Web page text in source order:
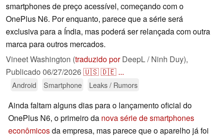
smartphones de preço acessível, começando com o
OnePlus N6. Por enquanto, parece que a série será
exclusiva para a Índia, mas poderá ser relançada com outra
marca para outros mercados.
Vineet Washington (traduzido porDeepL / Ninh Duy),
Publicado 06/27/2026🇺🇸🇩🇪 ...
Android Smartphone Leaks / Rumors
Ainda faltam alguns dias para o lançamento oficial do
OnePlus N6, o primeiro da nova série de smartphones
econômicosda empresa, mas parece que o aparelho já foi